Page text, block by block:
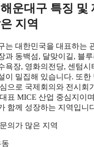
운대구 특징 및
지역
는 대한민국을 대표하는
과 동백섬, 달맞이길, 블
욕장, 영화의전당, 센텀시
이 밀집해 있습니다. 또한
으로 국제회의와 전시회
표 MICE 산업 중심지이
함께 성장하는 지역입니
의가 많은 지역
동